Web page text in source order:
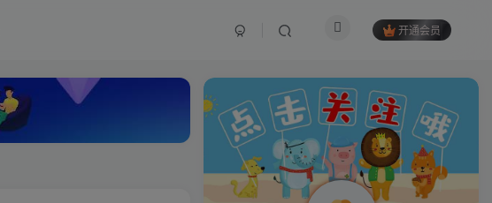
开通会员